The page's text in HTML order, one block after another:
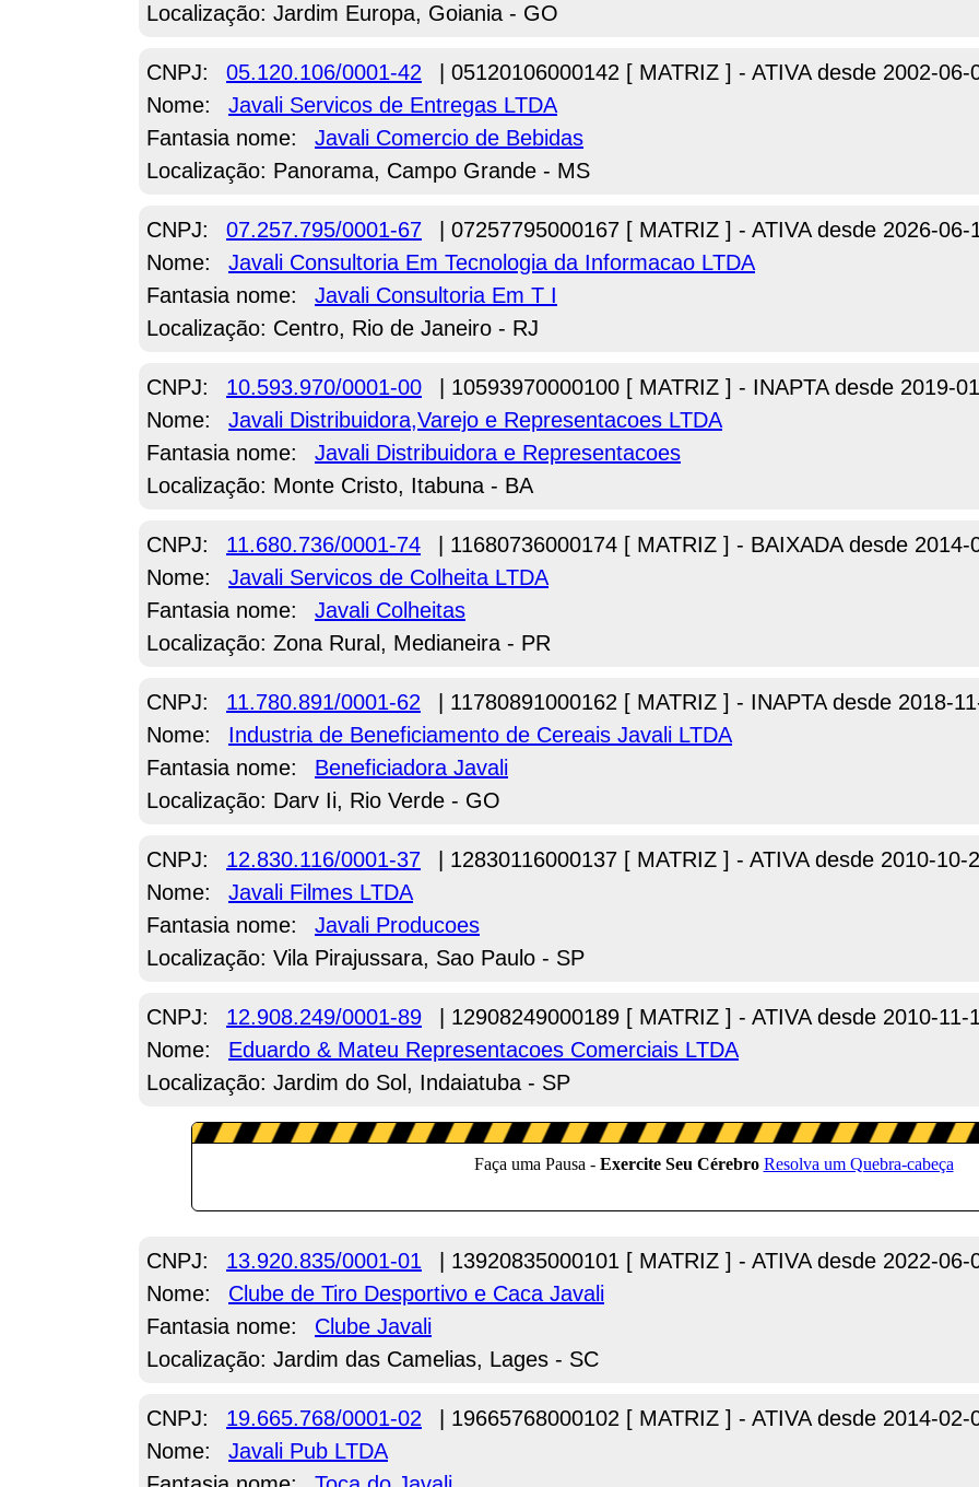
Localização: Jardim Europa, Goiania - GO
CNPJ: 05.120.106/0001-42
| 05120106000142 [ MATRIZ ] - ATIVA desde 2002-06-
Nome:
Javali Servicos de Entregas LTDA
Fantasia nome:
Javali Comercio de Bebidas
Localização: Panorama, Campo Grande - MS
CNPJ: 07.257.795/0001-67
| 07257795000167 [ MATRIZ ] - ATIVA desde 2026-06-
Nome:
Javali Consultoria Em Tecnologia da Informacao LTDA
Fantasia nome:
Javali Consultoria Em T I
Localização: Centro, Rio de Janeiro - RJ
CNPJ: 10.593.970/0001-00
| 10593970000100 [ MATRIZ ] - INAPTA desde 2019-
Nome:
Javali Distribuidora,Varejo e Representacoes LTDA
Fantasia nome:
Javali Distribuidora e Representacoes
Localização: Monte Cristo, Itabuna - BA
CNPJ: 11.680.736/0001-74
| 11680736000174 [ MATRIZ ] - BAIXADA desde 2014-
Nome:
Javali Servicos de Colheita LTDA
Fantasia nome:
Javali Colheitas
Localização: Zona Rural, Medianeira - PR
CNPJ: 11.780.891/0001-62
| 11780891000162 [ MATRIZ ] - INAPTA desde 2018-
Nome:
Industria de Beneficiamento de Cereais Javali LTDA
Fantasia nome:
Beneficiadora Javali
Localização: Darv Ii, Rio Verde - GO
CNPJ: 12.830.116/0001-37
| 12830116000137 [ MATRIZ ] - ATIVA desde 2010-10-
Nome:
Javali Filmes LTDA
Fantasia nome:
Javali Producoes
Localização: Vila Pirajussara, Sao Paulo - SP
CNPJ: 12.908.249/0001-89
| 12908249000189 [ MATRIZ ] - ATIVA desde 2010-11-
Nome:
Eduardo & Mateu Representacoes Comerciais LTDA
Localização: Jardim do Sol, Indaiatuba - SP
CNPJ: 13.920.835/0001-01
| 13920835000101 [ MATRIZ ] - ATIVA desde 2022-06-
Nome:
Clube de Tiro Desportivo e Caca Javali
Fantasia nome:
Clube Javali
Localização: Jardim das Camelias, Lages - SC
CNPJ: 19.665.768/0001-02
| 19665768000102 [ MATRIZ ] - ATIVA desde 2014-02-
Nome:
Javali Pub LTDA